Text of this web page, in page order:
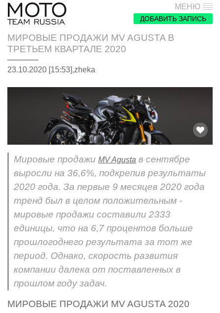
МЕНЮ
ДОБАВИТЬ ЗАПИСЬ
МИРОВЫЕ ПРОДАЖИ MV AGUSTA В
ТРЕТЬЕМ КВАРТАЛЕ 2020
23.10.2020 [15:53],zheka
Мировые продажи MV Agusta в сентябре
выросли на 36,6%, подкрепив результаты
2020 года. За первые 9 месяцев 2020 года
тренд был в целом положительным -
мировые продажи составили 2333
единицы, что на 6,7 процентов больше
прошлогоднего результата за тот же
период. Однако, скорость развития
компании далека от поставленных в
прошлом году задач.
МИРОВЫЕ ПРОДАЖИ MV AGUSTA 2020